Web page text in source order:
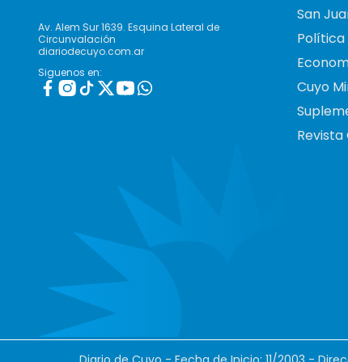
Av. Alem Sur 1639. Esquina Lateral de
Circunvalación
diariodecuyo.com.ar
Siguenos en:
San
Política
Cuyo
Revista